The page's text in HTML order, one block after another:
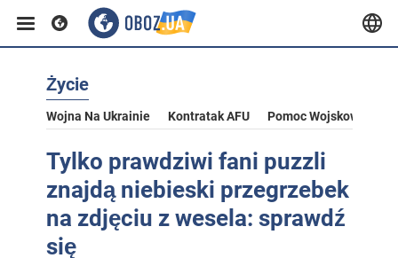
Życie
Wojna Na Ukrainie Kontratak AFU Pomoc Wojskowa Dla
Tylko prawdziwi fani puzzli
znajdą niebieski przegrzebek
na zdjęciu z wesela: sprawdź
się